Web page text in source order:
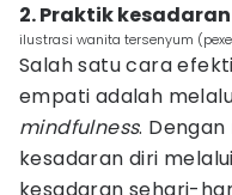
2. Praktik
ilustrasi wanita tersenyum
Salah satu cara
empati adalah
mindfulness.
kesadaran diri